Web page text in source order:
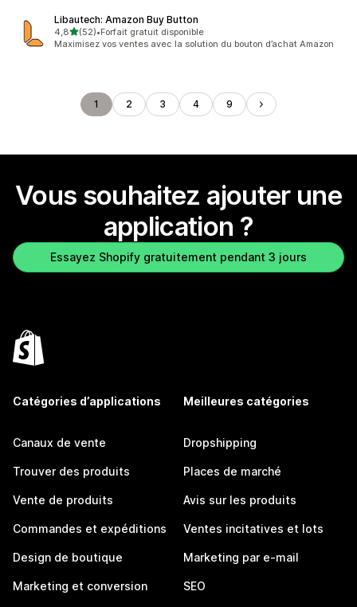
Libautech: Amazon Buy Button
4,8étoile(s) sur 5
(52)
52 avis au total
•Forfait gratuit disponible
Maximisez vos ventes avec la solution du bouton d’achat Amazon
1 2 3 4 9
Vous souhaitez ajouter une
application ?
Essayez Shopify gratuitement pendant 3 jours
Catégories d’applications
Canaux de vente
Trouver des produits
Vente de produits
Commandes et expéditions
Design de boutique
Marketing et conversion
Meilleures catégories
Dropshipping
Places de marché
Avis sur les produits
Ventes incitatives et lots
Marketing par e-mail
SEO